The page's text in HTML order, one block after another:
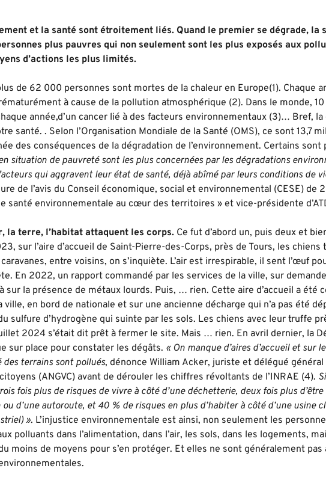
et la santé sont étroitement liés. Quand le premier se dégrade, la
plus pauvres qui non seulement sont les plus exposés aux
d’actions les plus limités.
de 62 000 personnes sont mortes de la chaleur en Europe(1). Chaque
à cause de la pollution atmosphérique (2). Dans le monde,
année,d’un cancer lié à des facteurs environnementaux (3)… Bref,
santé. . Selon l’Organisation Mondiale de la Santé (OMS), ce sont 13,7
des conséquences de la dégradation de l’environnement. Certains sont
situation de pauvreté sont les plus concernées par les dégradations
qui aggravent leur état de santé, déjà abîmé par leurs conditions de
de l’avis du Conseil économique, social et environnemental (CESE) de
santé environnementale au cœur des territoires » et vice-présidente
la terre, l’habitat attaquent les corps. Ce fut d’abord un, puis deux et
sur l’aire d’accueil de Saint-Pierre-des-Corps, près de Tours, les
entre voisins, on s’inquiète. L’air est irrespirable, il sent l’œuf
En 2022, un rapport commandé par les services de la ville, sur
sur la présence de métaux lourds. Puis, … rien. Cette aire d’accueil a été
ville, en bord de nationale et sur une ancienne décharge qui n’a pas été
sulfure d’hydrogène qui suinte par les sols. Les chiens avec leur truffe
2024 s’était dit prêt à fermer le site. Mais … rien. En avril dernier, la
sur place pour constater les dégâts. « On manque d’aires d’accueil et sur
des terrains sont pollués, dénonce William Acker, juriste et délégué
(ANGVC) avant de dérouler les chiffres révoltants de l’INRAE (4).
fois plus de risques de vivre à côté d’une déchetterie, deux fois plus
ou d’une autoroute, et 40 % de risques en plus d’habiter à côté d’une usine
». L’injustice environnementale est ainsi, non seulement les
polluants dans l’alimentation, dans l’air, les sols, dans les logements,
moins de moyens pour s’en protéger. Et elles ne sont généralement pas